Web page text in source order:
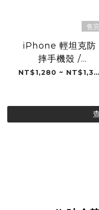
售完
iPhone 輕坦克防
摔手機殼 /
2024"樂夏季 (樂天
NT$1,280 ~ NT$1,380